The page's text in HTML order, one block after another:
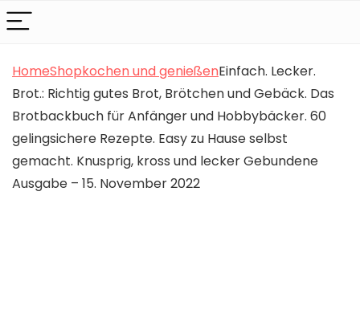
HomeShopkochen und genießenEinfach. Lecker.
Brot.: Richtig gutes Brot, Brötchen und Gebäck. Das
Brotbackbuch für Anfänger und Hobbybäcker. 60
gelingsichere Rezepte. Easy zu Hause selbst
gemacht. Knusprig, kross und lecker Gebundene
Ausgabe – 15. November 2022